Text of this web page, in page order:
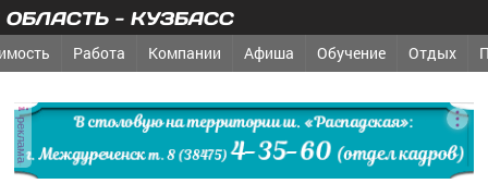
- КУЗБАСС
Работа Компании Афиша Обучение Отдых
реклама